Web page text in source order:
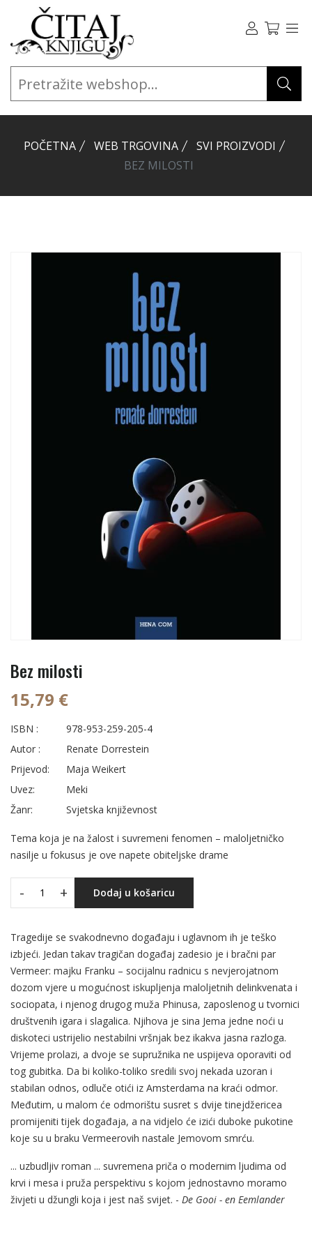
POČETNA WEB TRGOVINA
SVI PROIZVODI
BEZ MILOSTI
Bez milosti
15,79 €
ISBN :
978-953-259-205-4
Autor :
Renate Dorrestein
Prijevod:
Maja Weikert
Uvez:
Meki
Žanr:
Svjetska književnost
Tema koja je na žalost i suvremeni fenomen – maloljetničko
nasilje u fokusus je ove napete obiteljske drame
- + Dodaj u košaricu
Tragedije se svakodnevno događaju i uglavnom ih je teško
izbjeći. Jedan takav tragičan događaj zadesio je i bračni par
Vermeer: majku Franku – socijalnu radnicu s nevjerojatnom
dozom vjere u mogućnost iskupljenja maloljetnih delinkvenata i
sociopata, i njenog drugog muža Phinusa, zaposlenog u tvornici
društvenih igara i slagalica. Njihova je sina Jema jedne noći u
diskoteci ustrijelio nestabilni vršnjak bez ikakva jasna razloga.
Vrijeme prolazi, a dvoje se supružnika ne uspijeva oporaviti od
tog gubitka. Da bi koliko-toliko sredili svoj nekada uzoran i
stabilan odnos, odluče otići iz Amsterdama na kraći odmor.
Međutim, u malom će odmorištu susret s dvije tinejdžericea
promijeniti tijek događaja, a na vidjelo će izići duboke pukotine
koje su u braku Vermeerovih nastale Jemovom smrću.
... uzbudljiv roman ... suvremena priča o modernim ljudima od
krvi i mesa i pruža perspektivu s kojom jednostavno moramo
živjeti u džungli koja i jest naš svijet. - De Gooi - en Eemlander